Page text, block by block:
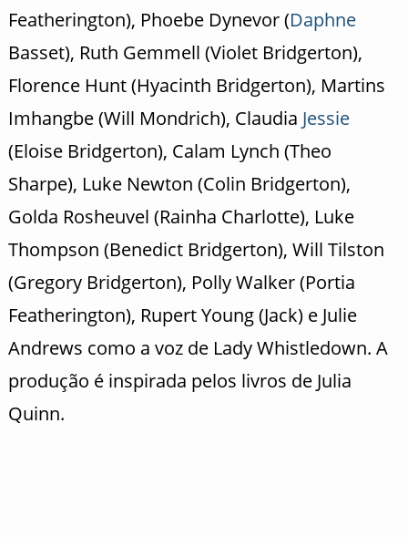
Featherington), Phoebe Dynevor (Daphne
Basset), Ruth Gemmell (Violet Bridgerton),
Florence Hunt (Hyacinth Bridgerton), Martins
Imhangbe (Will Mondrich), Claudia Jessie
(Eloise Bridgerton), Calam Lynch (Theo
Sharpe), Luke Newton (Colin Bridgerton),
Golda Rosheuvel (Rainha Charlotte), Luke
Thompson (Benedict Bridgerton), Will Tilston
(Gregory Bridgerton), Polly Walker (Portia
Featherington), Rupert Young (Jack) e Julie
Andrews como a voz de Lady Whistledown. A
produção é inspirada pelos livros de Julia
Quinn.